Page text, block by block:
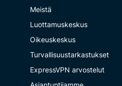
Meistä
Luottamuskeskus
Oikeuskeskus
Turvallisuustarkastukset
ExpressVPN arvostelut